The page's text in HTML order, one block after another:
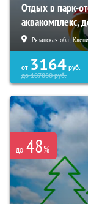
Отдых в парк-
аквакомплекс,
Рязанская обл.,
от 3164 руб.
до107880руб.
до 48%